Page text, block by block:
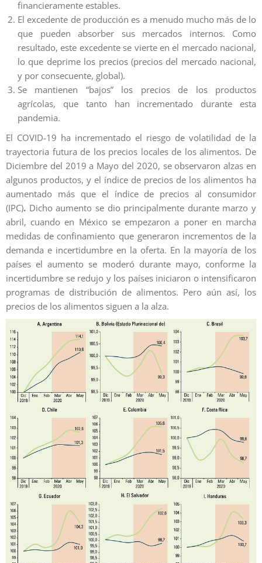
financieramente estables.
El excedente de producción es a menudo mucho más de lo
que pueden absorber sus mercados internos. Como
resultado, este excedente se vierte en el mercado nacional,
lo que deprime los precios (precios del mercado nacional,
y por consecuente, global).
Se mantienen “bajos” los precios de los productos
agrícolas, que tanto han incrementado durante esta
pandemia.
El COVID-19 ha incrementado el riesgo de volatilidad de la
trayectoria futura de los precios locales de los alimentos. De
Diciembre del 2019 a Mayo del 2020, se observaron alzas en
algunos productos, y el índice de precios de los alimentos ha
aumentado más que el índice de precios al consumidor
(IPC). Dicho aumento se dio principalmente durante marzo y
abril, cuando en México se empezaron a poner en marcha
medidas de confinamiento que generaron incrementos de la
demanda e incertidumbre en la oferta. En la mayoría de los
países el aumento se moderó durante mayo, conforme la
incertidumbre se redujo y los países iniciaron o intensificaron
programas de distribución de alimentos. Pero aún así, los
precios de los alimentos siguen a la alza.